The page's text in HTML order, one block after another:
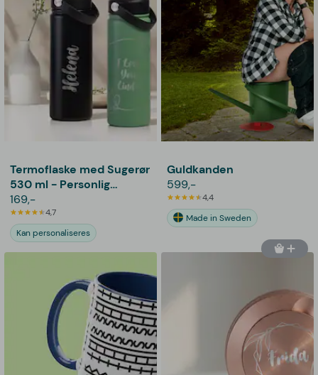
Termoflaske med Sugerør
530 ml - Personlig
Gravering
169,-
4,7
Kan personaliseres
Guldkanden
599,-
4,4
Made in Sweden